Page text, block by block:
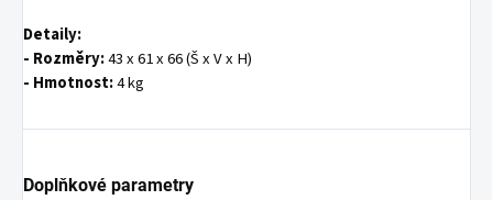
Detaily:
- Rozměry:43 x 61 x 66 (Š x V x H)
- Hmotnost:4 kg
Doplňkové parametry